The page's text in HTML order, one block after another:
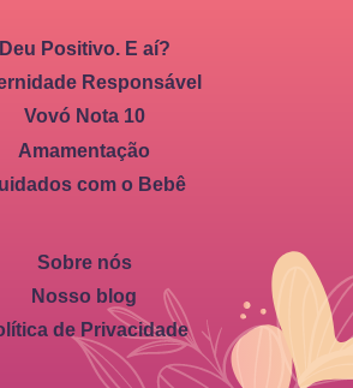
Deu Positivo. E aí?
Responsável
Vovó Nota 10
Amamentação
com o Bebê
Sobre nós
Nosso blog
de Privacidade